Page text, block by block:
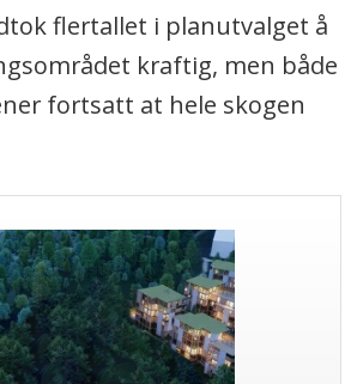
flertallet i planutvalget å
kraftig, men både
fortsatt at hele skogen